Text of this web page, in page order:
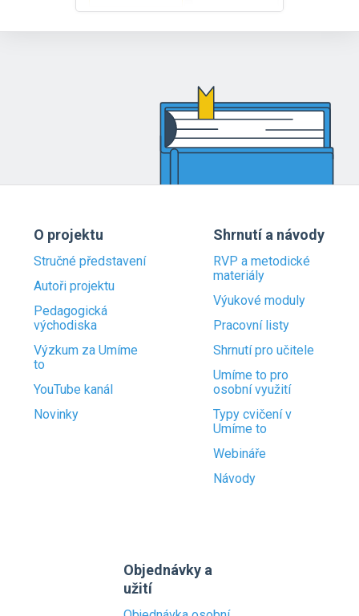
O projektu
Stručné představení
Autoři projektu
Pedagogická
východiska
Výzkum za Umíme
to
YouTube kanál
Novinky
Shrnutí a návody
RVP a metodické
materiály
Výukové moduly
Pracovní listy
Shrnutí pro učitele
Umíme to pro
osobní využití
Typy cvičení v
Umíme to
Webináře
Návody
Objednávky a
užití